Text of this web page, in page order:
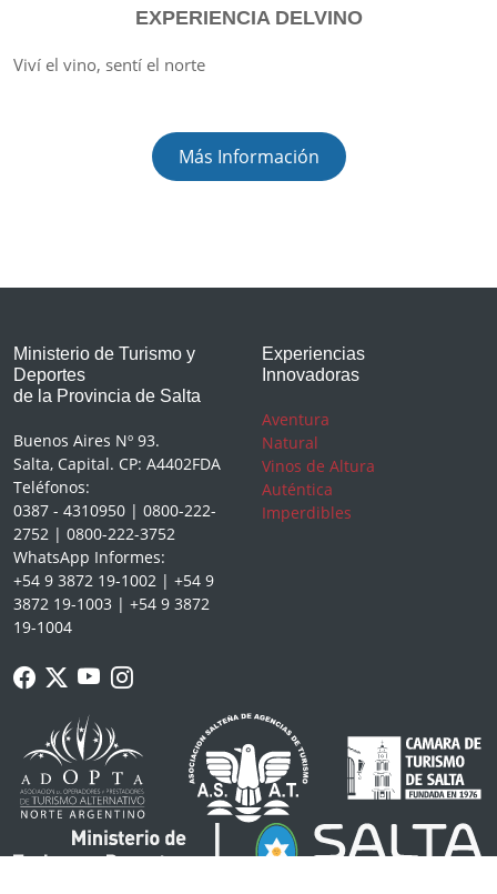
EXPERIENCIA DELVINO
Viví el vino, sentí el norte
Más Información
Ministerio de Turismo y
Deportes
de la Provincia de Salta
Buenos Aires Nº 93.
Salta, Capital. CP: A4402FDA
Teléfonos:
0387 - 4310950 | 0800-222-
2752 | 0800-222-3752
WhatsApp Informes:
+54 9 3872 19-1002 | +54 9
3872 19-1003 | +54 9 3872
19-1004
Experiencias
Innovadoras
Aventura
Natural
Vinos de Altura
Auténtica
Imperdibles